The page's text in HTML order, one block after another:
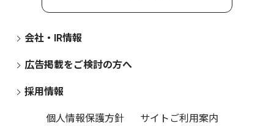
会社・IR情報
広告掲載をご検討の方へ
採用情報
個人情報保護方針
サイトご利用案内